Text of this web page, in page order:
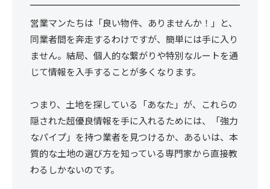
営業マンたちは「良い物件、ありませんか！」と、
同業者間を奔走するわけですが、簡単には手に入り
ません。結局、個人的な繋がりや特別なルートを通
じて情報を入手することが多くなります。
つまり、土地を探している「あなた」が、これらの
隠された超優良情報を手に入れるためには、「強力
なパイプ」を持つ業者を見つけるか、あるいは、本
質的な土地の選び方を知っている専門家から直接教
わるしかないのです。